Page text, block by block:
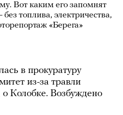
Вот каким его запомнят
топлива, электричества,
«Берега»
в прокуратуру
из-за травли
Колобке. Возбуждено